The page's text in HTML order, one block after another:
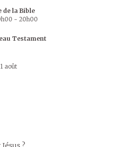
de la Bible
- 20h00
Testament
août